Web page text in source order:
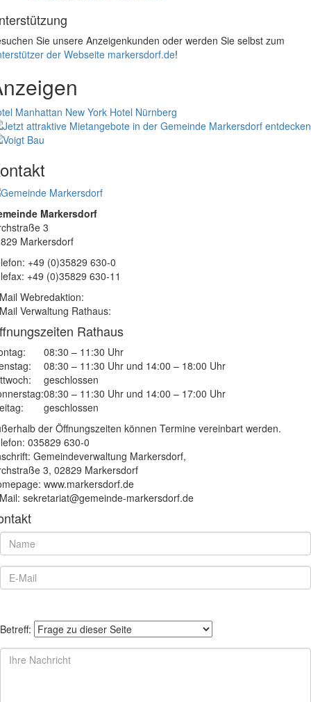
Sie unsere Anzeigenkunden oder werden Sie selbst zum
der Webseite markersdorf.de!
Manhattan New York Hotel Nürnberg
Markersdorf
3
Markersdorf
+49 (0)35829 630-0
+49 (0)35829 630-11
Webredaktion:
Verwaltung Rathaus:
Rathaus
08:30 – 11:30 Uhr
08:30 – 11:30 Uhr und 14:00 – 18:00 Uhr
geschlossen
08:30 – 11:30 Uhr und 14:00 – 17:00 Uhr
geschlossen
der Öffnungszeiten können Termine vereinbart werden.
035829 630-0
Gemeindeverwaltung Markersdorf,
3, 02829 Markersdorf
www.markersdorf.de
sekretariat@gemeinde-markersdorf.de
Betreff: